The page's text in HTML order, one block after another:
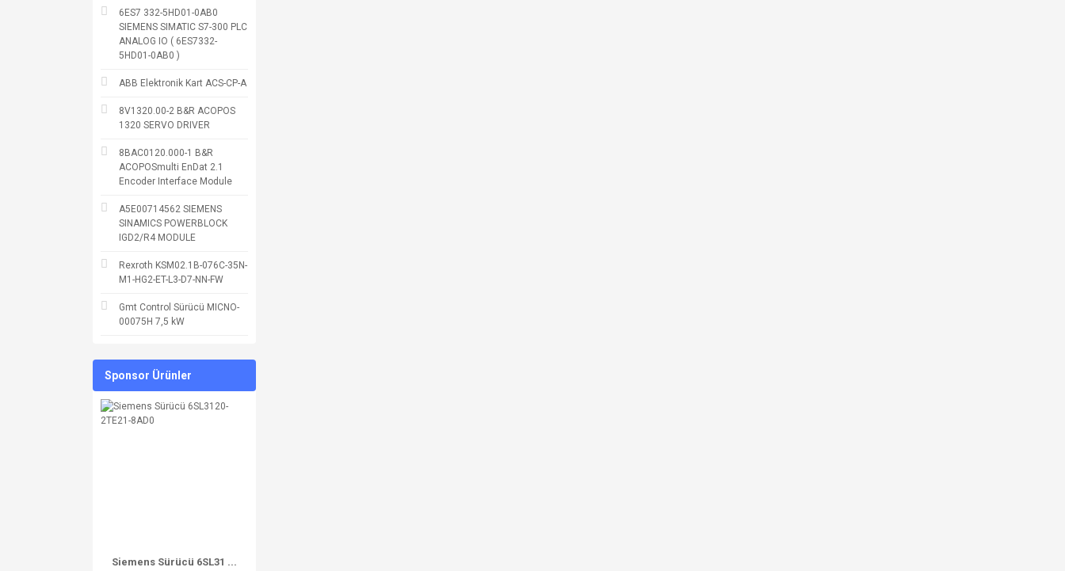
6ES7 332-5HD01-0AB0
SIEMENS SIMATIC S7-300 PLC
ANALOG IO ( 6ES7332-
5HD01-0AB0 )
ABB Elektronik Kart ACS-CP-A
8V1320.00-2 B&R ACOPOS
1320 SERVO DRIVER
8BAC0120.000-1 B&R
ACOPOSmulti EnDat 2.1
Encoder Interface Module
A5E00714562 SIEMENS
SINAMICS POWERBLOCK
IGD2/R4 MODULE
Rexroth KSM02.1B-076C-35N-
M1-HG2-ET-L3-D7-NN-FW
Gmt Control Sürücü MICNO-
00075H 7,5 kW
Sponsor Ürünler
Siemens Sürücü 6SL31 ...